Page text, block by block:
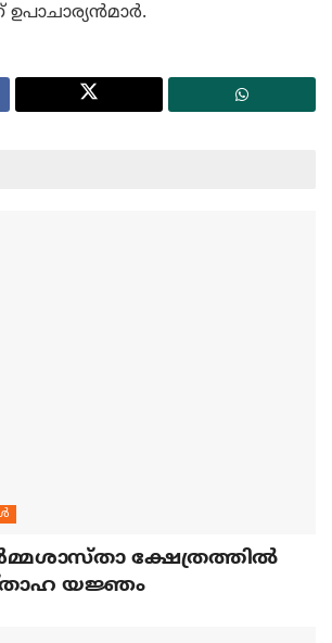
ക്ഷേത്രത്തില്‍
യജ്ഞം